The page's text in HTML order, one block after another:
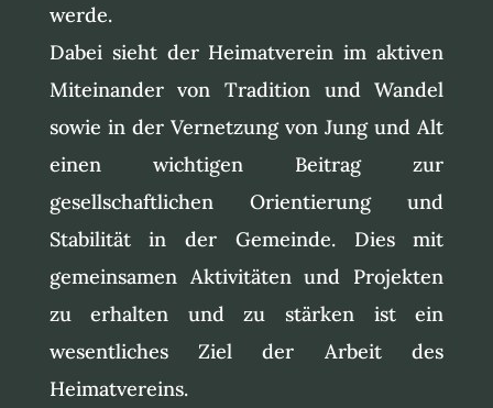
werde.
Dabei sieht der Heimatverein im aktiven
Miteinander von Tradition und Wandel
sowie in der Vernetzung von Jung und Alt
einen wichtigen Beitrag zur
gesellschaftlichen Orientierung und
Stabilität in der Gemeinde. Dies mit
gemeinsamen Aktivitäten und Projekten
zu erhalten und zu stärken ist ein
wesentliches Ziel der Arbeit des
Heimatvereins.